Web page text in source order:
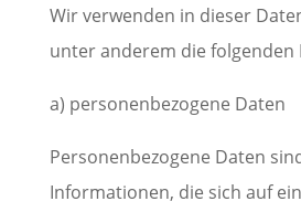
Wir verwenden in dieser
unter anderem die folgenden
a) personenbezogene Daten
Personenbezogene Daten
Informationen, die sich auf